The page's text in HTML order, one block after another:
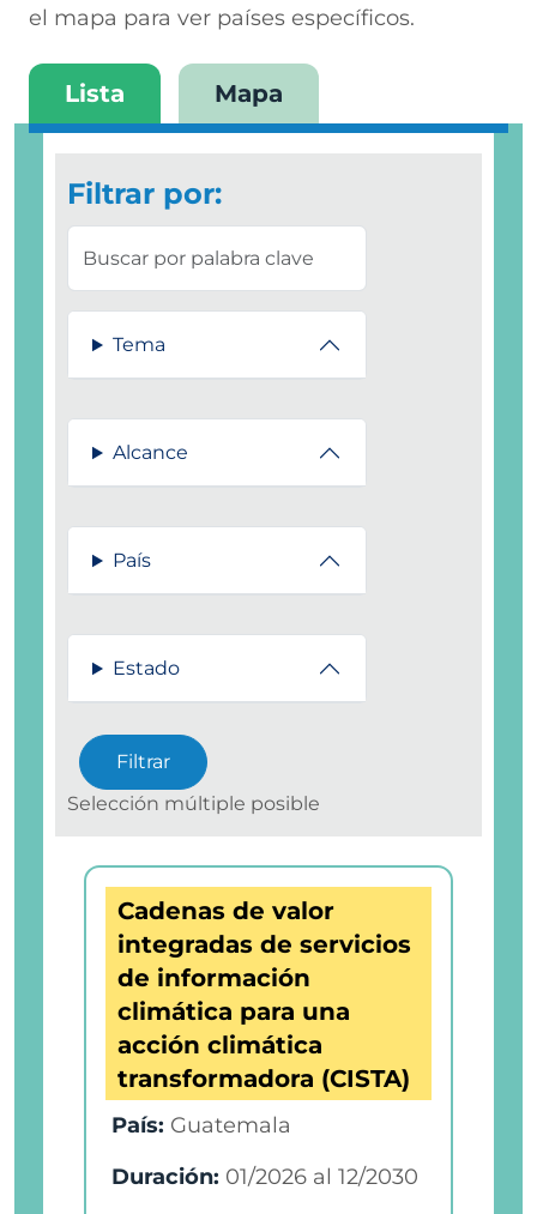
el mapa para ver países específicos.
Lista Mapa
Filtrar por:
Tema
Alcance
País
Estado
Selección múltiple posible
Cadenas de valor
integradas de servicios
de información
climática para una
acción climática
transformadora (CISTA)
País: Guatemala
Duración: 01/2026 al 12/2030